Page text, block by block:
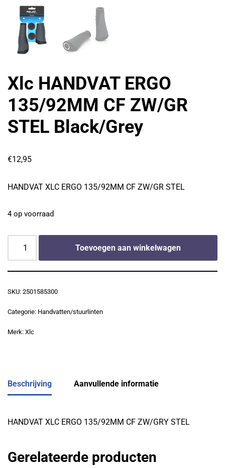
Xlc HANDVAT ERGO
135/92MM CF ZW/GR
STEL Black/Grey
€12,95
HANDVAT XLC ERGO 135/92MM CF ZW/GR STEL
4 op voorraad
Toevoegen aan winkelwagen
SKU: 2501585300
Categorie: Handvatten/stuurlinten
Merk: Xlc
Beschrijving Aanvullende informatie
HANDVAT XLC ERGO 135/92MM CF ZW/GRY STEL
Gerelateerde producten